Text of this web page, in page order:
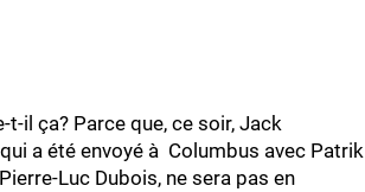
t-il ça? Parce que, ce soir, Jack
a été envoyé à Columbus avec Patrik
Luc Dubois, ne sera pas en